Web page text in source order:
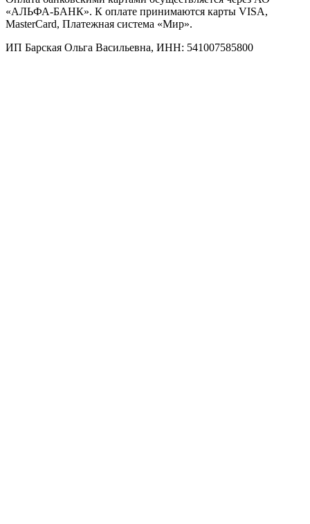
«АЛЬФА-БАНК». К оплате принимаются карты VISA,
MasterCard, Платежная система «Мир».
ИП Барская Ольга Васильевна, ИНН: 541007585800